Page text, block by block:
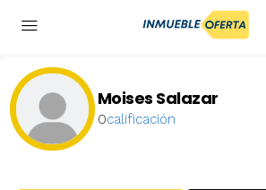
Moises Salazar
0calificación